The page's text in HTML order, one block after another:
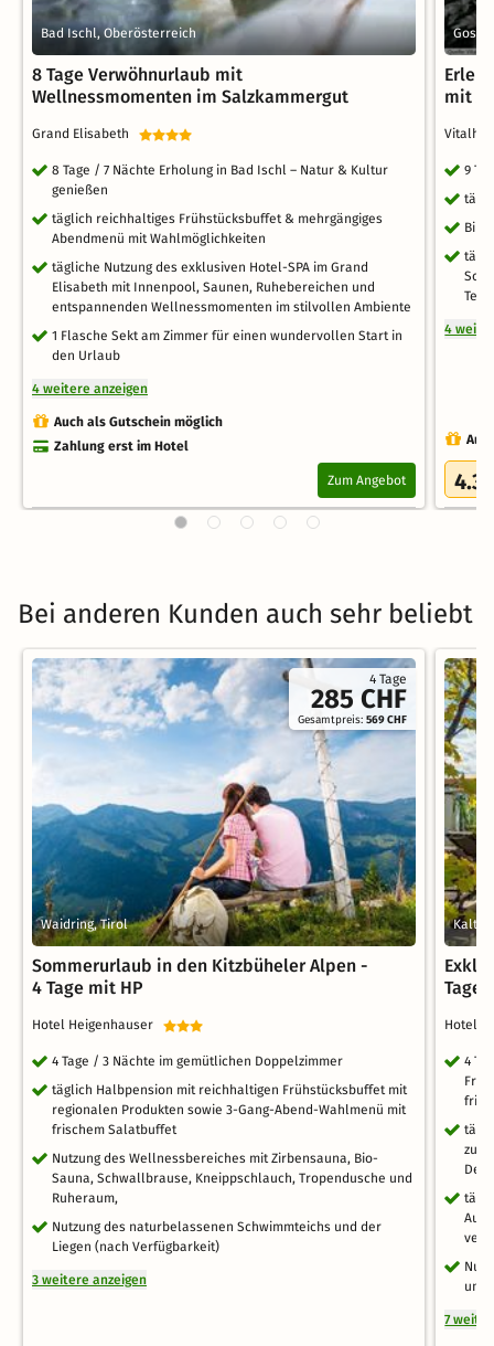
Bad Ischl, Oberösterreich
8 Tage Verwöhnurlaub mit
Wellnessmomenten im Salzkammergut
Grand Elisabeth
8 Tage / 7 Nächte Erholung in Bad Ischl – Natur & Kultur
genießen
täglich reichhaltiges Frühstücksbuffet & mehrgängiges
Abendmenü mit Wahlmöglichkeiten
tägliche Nutzung des exklusiven Hotel-SPA im Grand
Elisabeth mit Innenpool, Saunen, Ruhebereichen und
entspannenden Wellnessmomenten im stilvollen Ambiente
1 Flasche Sekt am Zimmer für einen wundervollen Start in
den Urlaub
4 weitere anzeigen
Auch als Gutschein möglich
Zahlung erst im Hotel
Zum Angebot
mit AI
9
4
4.3
Bei anderen Kunden auch sehr beliebt
4 Tage
285 CHF
Gesamtpreis:569 CHF
Waidring, Tirol
Sommerurlaub in den Kitzbüheler Alpen -
4 Tage mit HP
Hotel Heigenhauser
4 Tage / 3 Nächte im gemütlichen Doppelzimmer
täglich Halbpension mit reichhaltigen Frühstücksbuffet mit
regionalen Produkten sowie 3-Gang-Abend-Wahlmenü mit
frischem Salatbuffet
Nutzung des Wellnessbereiches mit Zirbensauna, Bio-
Sauna, Schwallbrause, Kneippschlauch, Tropendusche und
Ruheraum,
Nutzung des naturbelassenen Schwimmteichs und der
Liegen (nach Verfügbarkeit)
3 weitere anzeigen
Tage
Hotel
4
zur
und
7